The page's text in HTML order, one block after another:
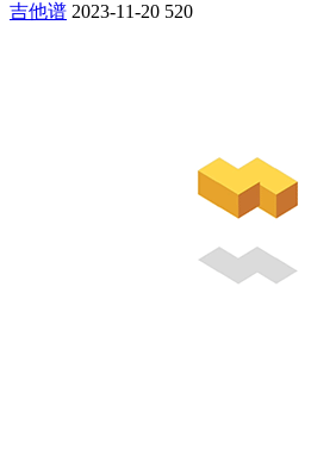
吉他谱 2023-11-20 520